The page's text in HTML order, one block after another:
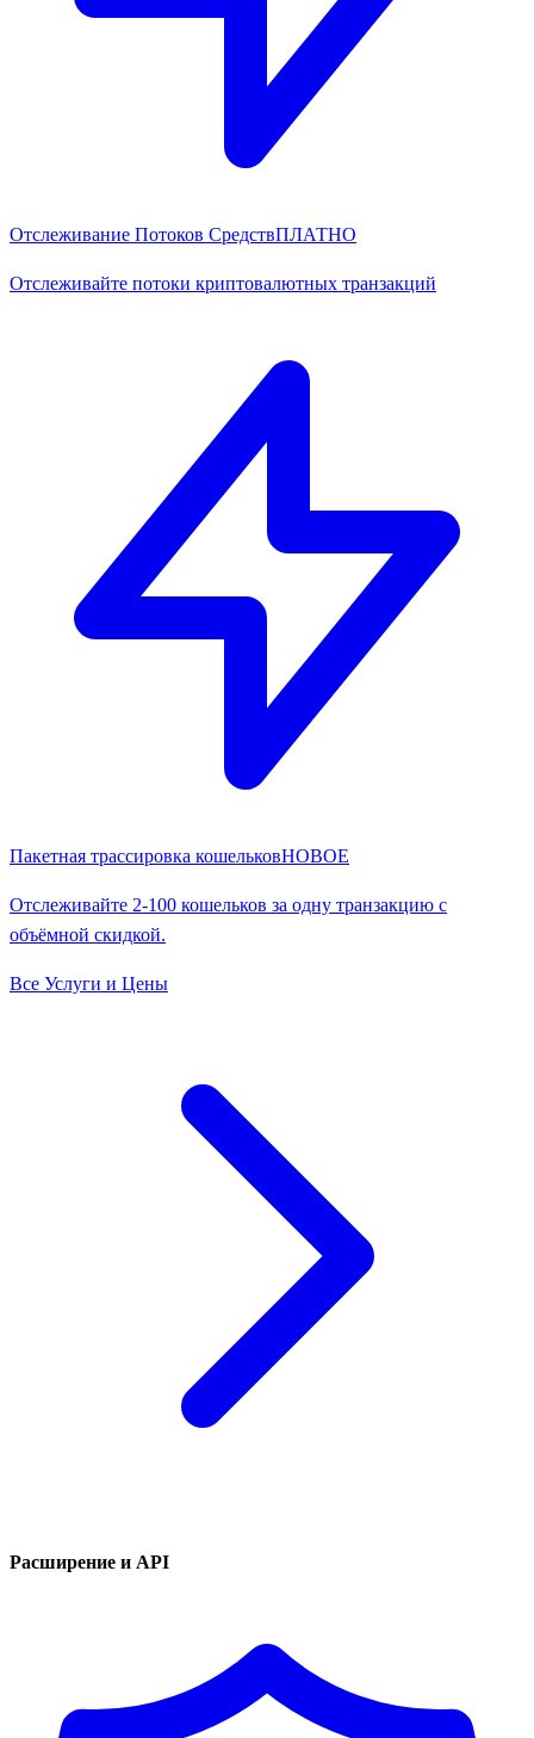
Отслеживание Потоков СредствПЛАТНО
Отслеживайте потоки криптовалютных транзакций
Пакетная трассировка кошельковНОВОЕ
Отслеживайте 2-100 кошельков за одну транзакцию с
объёмной скидкой.
Все Услуги и Цены
Расширение и API